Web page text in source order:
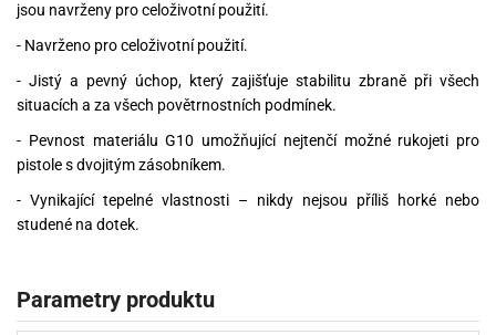
jsou navrženy pro celoživotní použití.
- Navrženo pro celoživotní použití.
- Jistý a pevný úchop, který zajišťuje stabilitu zbraně při všech
situacích a za všech povětrnostních podmínek.
- Pevnost materiálu G10 umožňující nejtenčí možné rukojeti pro
pistole s dvojitým zásobníkem.
- Vynikající tepelné vlastnosti – nikdy nejsou příliš horké nebo
studené na dotek.
Parametry produktu